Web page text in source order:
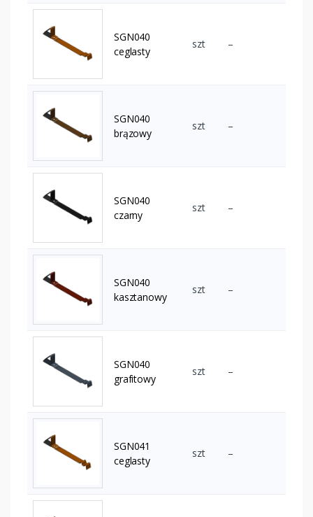
SGN040
ceglasty
szt –
SGN040
brązowy
szt –
SGN040
czarny
szt –
SGN040
kasztanowy
szt –
SGN040
grafitowy
szt –
SGN041
ceglasty
szt –